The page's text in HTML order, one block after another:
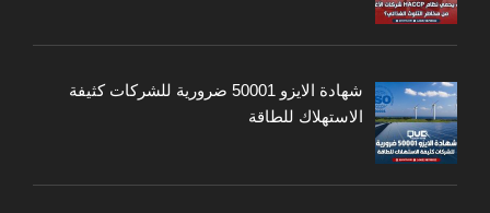
شهادة الايزو 50001 ضرورية للشركات كثيفة
الاستهلاك للطاقة